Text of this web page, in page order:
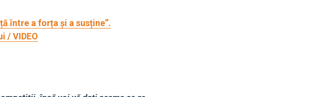
între a forța și a susține”.
/ VIDEO